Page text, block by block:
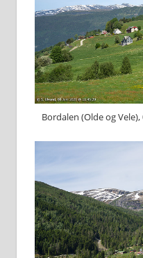
Bordalen (Olde og Vele),